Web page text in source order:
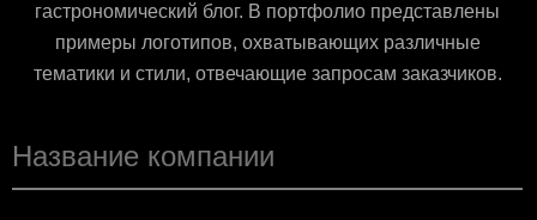
гастрономический блог. В портфолио представлены
примеры логотипов, охватывающих различные
тематики и стили, отвечающие запросам заказчиков.